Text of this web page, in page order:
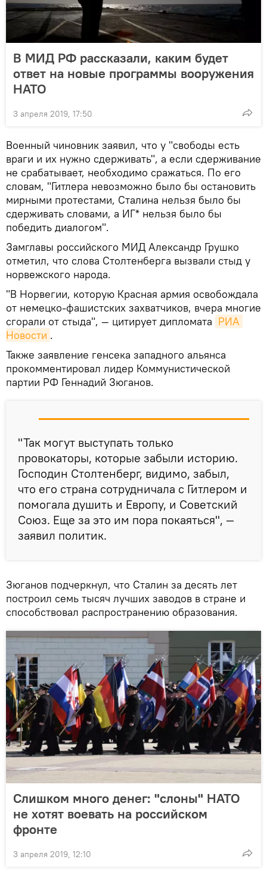
В МИД РФ рассказали, каким будет
ответ на новые программы вооружения
НАТО
3 апреля 2019, 17:50
Военный чиновник заявил, что у "свободы есть
враги и их нужно сдерживать", а если сдерживание
не срабатывает, необходимо сражаться. По его
словам, "Гитлера невозможно было бы остановить
мирными протестами, Сталина нельзя было бы
сдерживать словами, а ИГ* нельзя было бы
победить диалогом".
Замглавы российского МИД Александр Грушко
отметил, что слова Столтенберга вызвали стыд у
норвежского народа.
"В Норвегии, которую Красная армия освобождала
от немецко-фашистских захватчиков, вчера многие
сгорали от стыда", — цитирует дипломата РИА
Новости .
Также заявление генсека западного альянса
прокомментировал лидер Коммунистической
партии РФ Геннадий Зюганов.
"Так могут выступать только
провокаторы, которые забыли историю.
Господин Столтенберг, видимо, забыл,
что его страна сотрудничала с Гитлером и
помогала душить и Европу, и Советский
Союз. Еще за это им пора покаяться", —
заявил политик.
Зюганов подчеркнул, что Сталин за десять лет
построил семь тысяч лучших заводов в стране и
способствовал распространению образования.
Слишком много денег: "слоны" НАТО
не хотят воевать на российском
фронте
3 апреля 2019, 12:10